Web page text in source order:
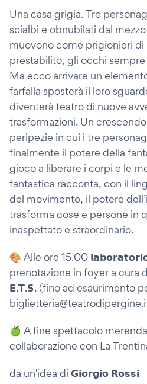
Una casa grigia. Tre
scialbi e obnubilati dal
muovono come prigionieri
prestabilito, gli occhi
Ma ecco arrivare un
farfalla sposterà il loro
diventerà teatro di nuove
trasformazioni. Un
peripezie in cui i tre
finalmente il potere della
gioco a liberare i corpi e le
fantastica racconta, con il
del movimento, il potere
trasforma cose e persone in
inaspettato e straordinario.
🎨 Alle ore 15.00
prenotazione in foyer a cura
𝗘.𝗧.𝗦. (fino ad esaurimento
🍏 A fine spettacolo
collaborazione con La
da un'idea di 𝗚𝗶𝗼𝗿𝗴𝗶𝗼 𝗥𝗼𝘀𝘀𝗶